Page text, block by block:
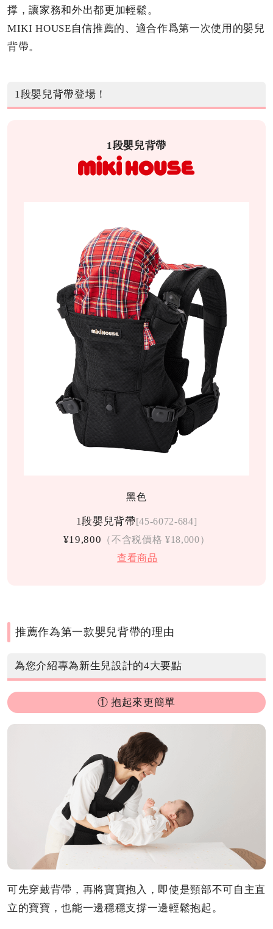
撑，讓家務和外出都更加輕鬆。
MIKI HOUSE自信推薦的、適合作爲第一次使用的嬰兒
背帶。
1段嬰兒背帶登場！
1段嬰兒背帶
黑色
1段嬰兒背帶[45-6072-684]
¥19,800 （不含税價格 ¥18,000）
查看商品
推薦作為第一款嬰兒背帶的理由
為您介紹專為新生兒設計的4大要點
① 抱起來更簡單
可先穿戴背帶，再將寶寶抱入，即使是頸部不可自主直
立的寶寶，也能一邊穩穩支撐一邊輕鬆抱起。